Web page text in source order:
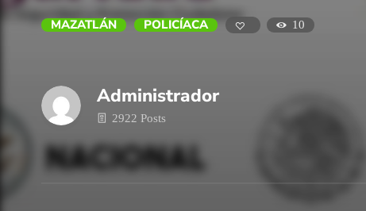
MAZATLÁN POLICÍACA 10
Administrador
2922 Posts